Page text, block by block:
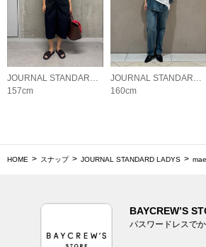
JOURNAL STANDARD LADYS
157cm
JOURNAL STANDARD LADYS
160cm
HOME スナップ JOURNAL STANDARD LADYS
BAYCREW’S
パスワードレスで